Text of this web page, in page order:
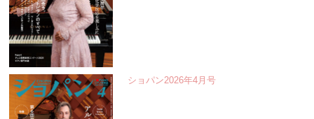
ショパン2026年4月号